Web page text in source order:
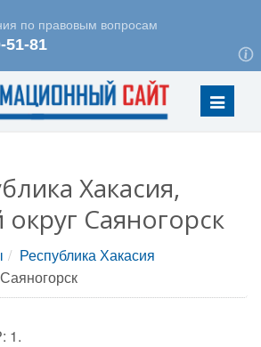
Меню
Хакасия,
Саяногорск
Республика Хакасия
1.